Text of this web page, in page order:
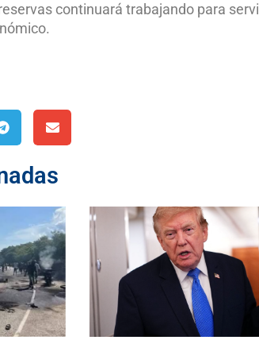
continuará trabajando para